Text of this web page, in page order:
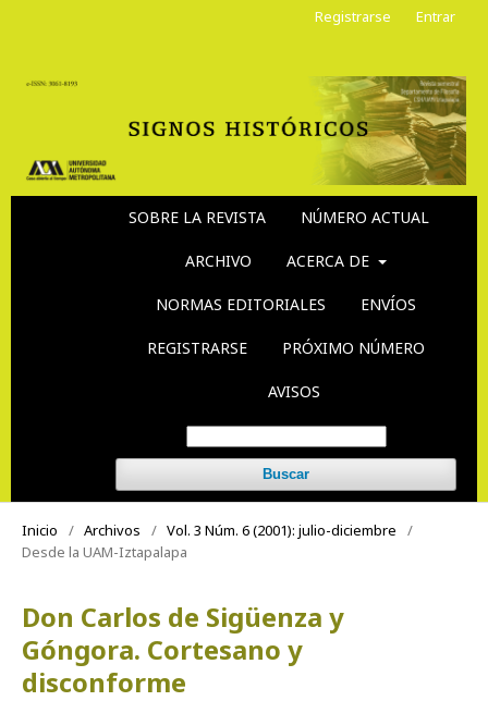
SOBRE LA REVISTA NÚMERO ACTUAL
ARCHIVO ACERCA DE
NORMAS EDITORIALES ENVÍOS
REGISTRARSE PRÓXIMO NÚMERO
AVISOS
Buscar
Registrarse Entrar
Inicio / Archivos / Vol. 3 Núm. 6 (2001): julio-diciembre
/
Desde la UAM-Iztapalapa
Don Carlos de Sigüenza y
Góngora. Cortesano y
disconforme